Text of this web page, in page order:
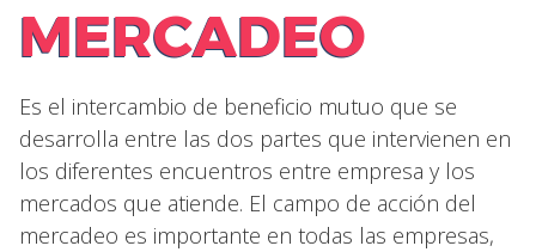
MERCADEO
Es el intercambio de beneficio mutuo que se
desarrolla entre las dos partes que intervienen en
los diferentes encuentros entre empresa y los
mercados que atiende. El campo de acción del
mercadeo es importante en todas las empresas,